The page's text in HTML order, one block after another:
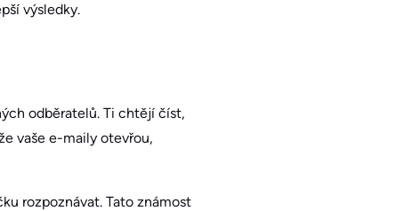
výsledky.
odběratelů. Ti chtějí číst,
vaše e-maily otevřou,
rozpoznávat. Tato známost